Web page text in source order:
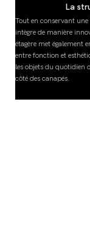
La
Tout en conservant
intègre de manière
étagère met également
entre fonction et
les objets du quotidien
côté des canapés.